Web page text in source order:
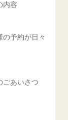
内容
予約が日々
あいさつ